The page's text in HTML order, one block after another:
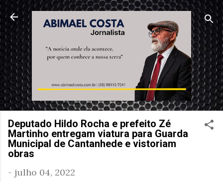
Pular para o conteúdo principal
Deputado Hildo Rocha e prefeito Zé
Martinho entregam viatura para Guarda
Municipal de Cantanhede e vistoriam
obras
- julho 04, 2022